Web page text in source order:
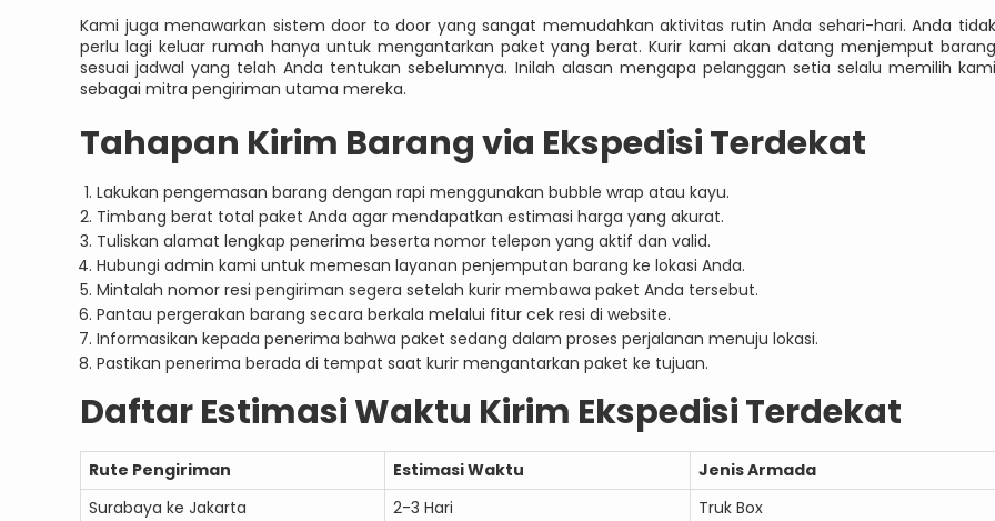
Kami juga menawarkan sistem door to door yang sangat memudahkan aktivitas rutin Anda sehari-hari. Anda tidak
perlu lagi keluar rumah hanya untuk mengantarkan paket yang berat. Kurir kami akan datang menjemput barang
sesuai jadwal yang telah Anda tentukan sebelumnya. Inilah alasan mengapa pelanggan setia selalu memilih kami
sebagai mitra pengiriman utama mereka.
Tahapan Kirim Barang via Ekspedisi Terdekat
Lakukan pengemasan barang dengan rapi menggunakan bubble wrap atau kayu.
Timbang berat total paket Anda agar mendapatkan estimasi harga yang akurat.
Tuliskan alamat lengkap penerima beserta nomor telepon yang aktif dan valid.
Hubungi admin kami untuk memesan layanan penjemputan barang ke lokasi Anda.
Mintalah nomor resi pengiriman segera setelah kurir membawa paket Anda tersebut.
Pantau pergerakan barang secara berkala melalui fitur cek resi di website.
Informasikan kepada penerima bahwa paket sedang dalam proses perjalanan menuju lokasi.
Pastikan penerima berada di tempat saat kurir mengantarkan paket ke tujuan.
Daftar Estimasi Waktu Kirim Ekspedisi Terdekat
Rute Pengiriman Estimasi Waktu
Jenis Armada
Surabaya ke Jakarta
2-3 Hari
Truk Box